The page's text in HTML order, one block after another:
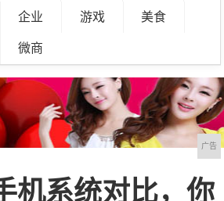
企业 游戏 美食
微商
广告
机系统对比，你